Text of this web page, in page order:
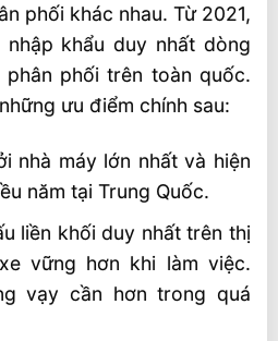
phối khác nhau. Từ 2021,
nhập khẩu duy nhất dòng
phân phối trên toàn quốc.
ưu điểm chính sau:
nhà máy lớn nhất và hiện
năm tại Trung Quốc.
liền khối duy nhất trên thị
vững hơn khi làm việc.
vạy cần hơn trong quá